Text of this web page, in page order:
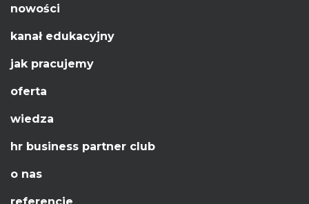
nowości
kanał edukacyjny
jak pracujemy
oferta
wiedza
hr business partner club
o nas